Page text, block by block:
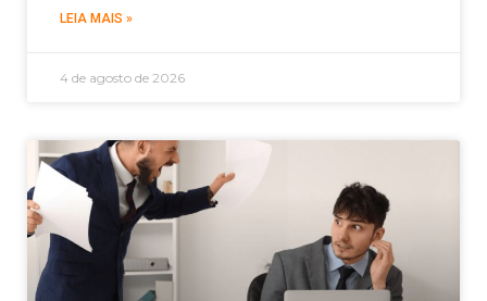
LEIA MAIS »
4 de agosto de 2026